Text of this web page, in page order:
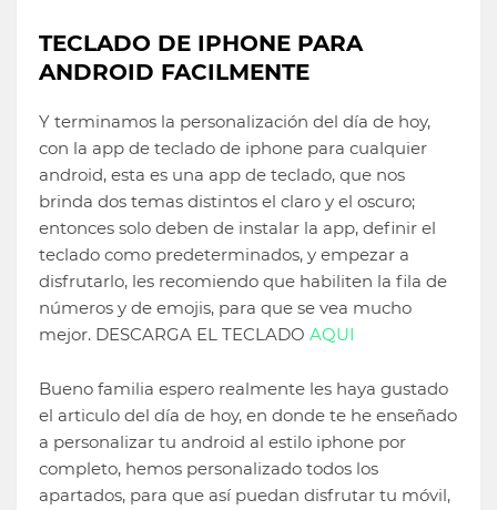
TECLADO DE IPHONE PARA
ANDROID FACILMENTE
Y terminamos la personalización del día de hoy,
con la app de teclado de iphone para cualquier
android, esta es una app de teclado, que nos
brinda dos temas distintos el claro y el oscuro;
entonces solo deben de instalar la app, definir el
teclado como predeterminados, y empezar a
disfrutarlo, les recomiendo que habiliten la fila de
números y de emojis, para que se vea mucho
mejor. DESCARGA EL TECLADO AQUI
Bueno familia espero realmente les haya gustado
el articulo del día de hoy, en donde te he enseñado
a personalizar tu android al estilo iphone por
completo, hemos personalizado todos los
apartados, para que así puedan disfrutar tu móvil,